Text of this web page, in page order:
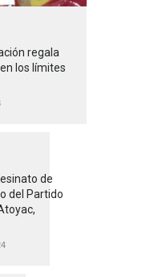
regala
los límites
de
del Partido